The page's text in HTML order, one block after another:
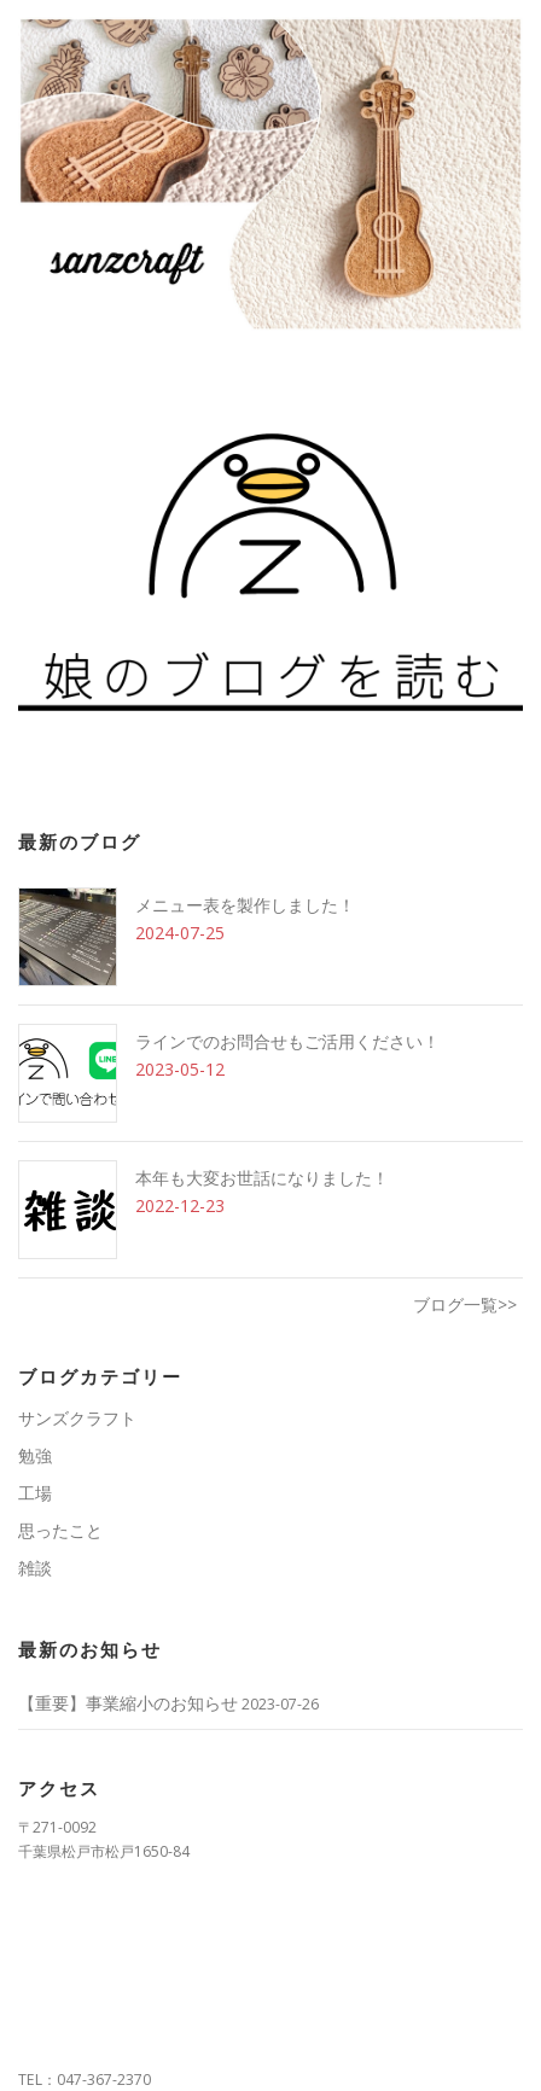
最新のブログ
メニュー表を製作しました！
2024-07-25
ラインでのお問合せもご活用ください！
2023-05-12
本年も大変お世話になりました！
2022-12-23
ブログ一覧>>
ブログカテゴリー
サンズクラフト
勉強
工場
思ったこと
雑談
最新のお知らせ
【重要】事業縮小のお知らせ2023-07-26
アクセス
〒271-0092
千葉県松戸市松戸1650-84
TEL：047-367-2370